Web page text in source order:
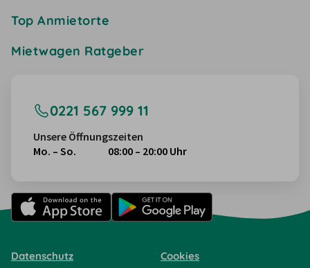
Top Anmietorte
Mietwagen Ratgeber
0221 567 999 11
Unsere Öffnungszeiten
Mo. – So.
08:00 – 20:00 Uhr
Datenschutz Cookies